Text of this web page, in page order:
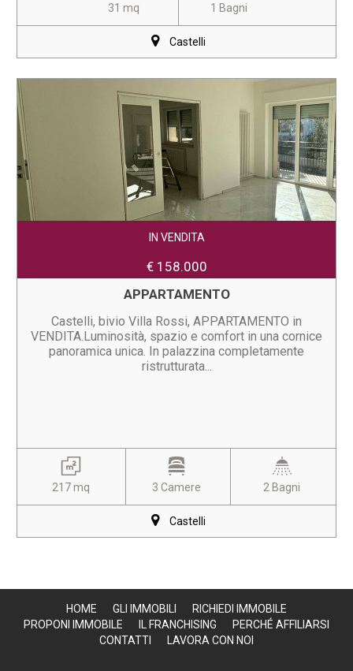
31 mq 1 Bagni
Castelli
IN VENDITA
€ 158.000
APPARTAMENTO
Castelli, bivio Villa Rossi, APPARTAMENTO in
VENDITA.Luminosità, spazio e comfort in una cornice
panoramica unica. In palazzina completamente
ristrutturata...
217 mq 3 Camere 2 Bagni
Castelli
HOME GLI IMMOBILI
RICHIEDI IMMOBILE
PROPONI IMMOBILE
IL FRANCHISING
PERCHÉ AFFILIARSI
CONTATTI
LAVORA CON NOI